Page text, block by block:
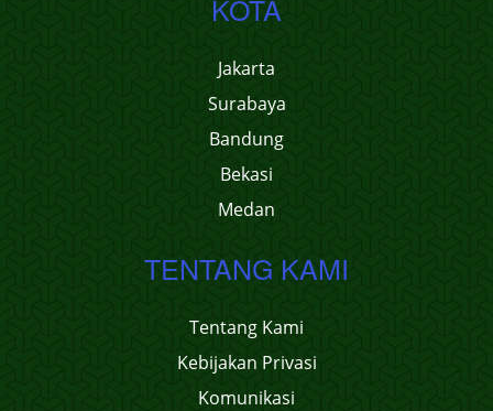
KOTA
Jakarta
Surabaya
Bandung
Bekasi
Medan
TENTANG KAMI
Tentang Kami
Kebijakan Privasi
Komunikasi